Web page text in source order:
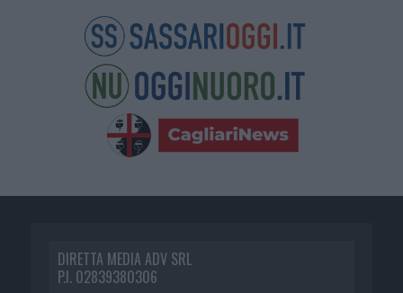
DIRETTA MEDIA ADV SRL
P.I. 02839380306